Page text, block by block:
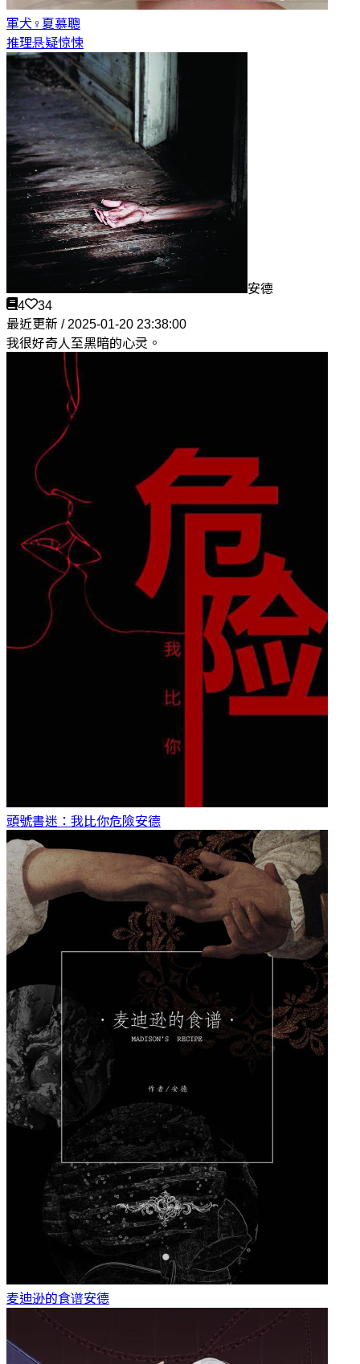
軍犬♀ 夏慕聰
推理悬疑惊悚
安德
4
34
最近更新 / 2025-01-20 23:38:00
我很好奇人至黑暗的心灵。
頭號書迷：我比你危險安德
麦迪逊的食谱安德